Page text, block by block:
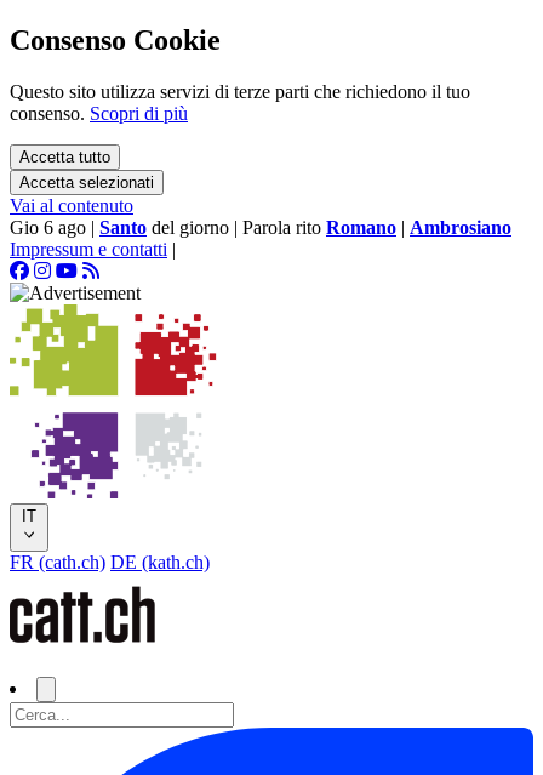
Consenso Cookie
Questo sito utilizza servizi di terze parti che richiedono il tuo
consenso. Scopri di più
Accetta tutto
Accetta selezionati
Vai al contenuto
Gio 6 ago | Santo del giorno | Parola rito Romano | Ambrosiano
Impressum e contatti |
IT
FR (cath.ch) DE (kath.ch)